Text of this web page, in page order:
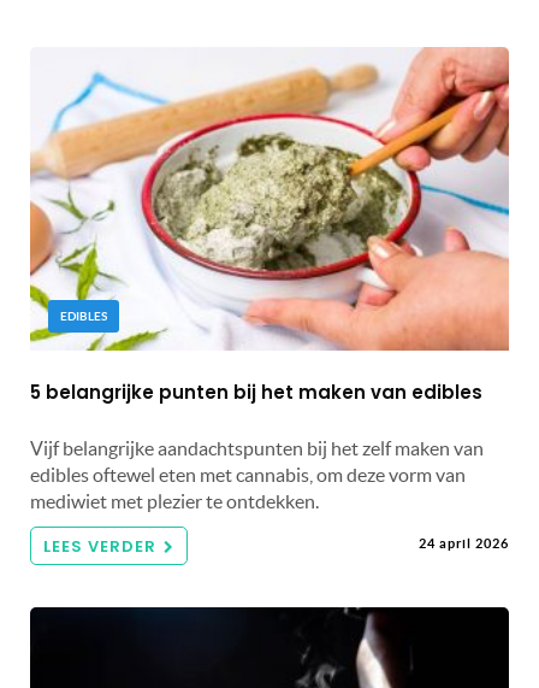
EDIBLES
5 belangrijke punten bij het maken van edibles
Vijf belangrijke aandachtspunten bij het zelf maken van
edibles oftewel eten met cannabis, om deze vorm van
mediwiet met plezier te ontdekken.
LEES VERDER 24 april 2026